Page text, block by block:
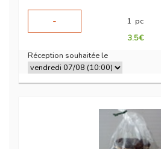
-
1 pc
3.5€
Réception souhaitée le